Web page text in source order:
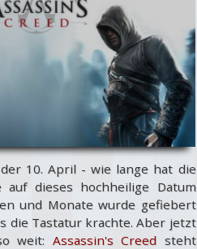
10. April - wie lange hat die
auf dieses hochheilige Datum
und Monate wurde gefiebert
die Tastatur krachte. Aber jetzt
weit: Assassin's Creed steht